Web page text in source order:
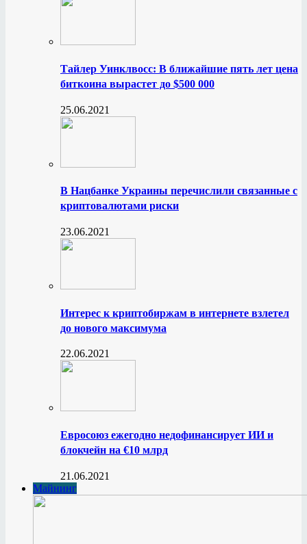
Тайлер Уинклвосс: В ближайшие пять лет цена
биткоина вырастет до $500 000
25.06.2021
В Нацбанке Украины перечислили связанные с
криптовалютами риски
23.06.2021
Интерес к криптобиржам в интернете взлетел
до нового максимума
22.06.2021
Евросоюз ежегодно недофинансирует ИИ и
блокчейн на €10 млрд
21.06.2021
Майнинг